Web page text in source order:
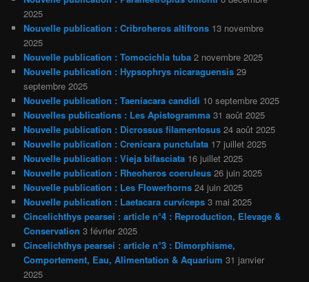
2025
Nouvelle publication : Cribroheros altifrons 13 novembre
2025
Nouvelle publication : Tomocichla tuba 2 novembre 2025
Nouvelle publication : Hypsophrys nicaraguensis 29
septembre 2025
Nouvelle publication : Taeniacara candidi 10 septembre 2025
Nouvelles publications : Les Apistogramma 31 août 2025
Nouvelle publication : Dicrossus filamentosus 24 août 2025
Nouvelle publication : Crenicara punctulata 17 juillet 2025
Nouvelle publication : Vieja bifasciata 16 juillet 2025
Nouvelle publication : Rheoheros coeruleus 26 juin 2025
Nouvelle publication : Les Flowerhorns 24 juin 2025
Nouvelle publication : Laetacara curviceps 3 mai 2025
Cincelichthys pearsei : article n°4 : Reproduction, Elevage &
Conservation 3 février 2025
Cincelichthys pearsei : article n°3 : Dimorphisme,
Comportement, Eau, Alimentation & Aquarium 31 janvier
2025